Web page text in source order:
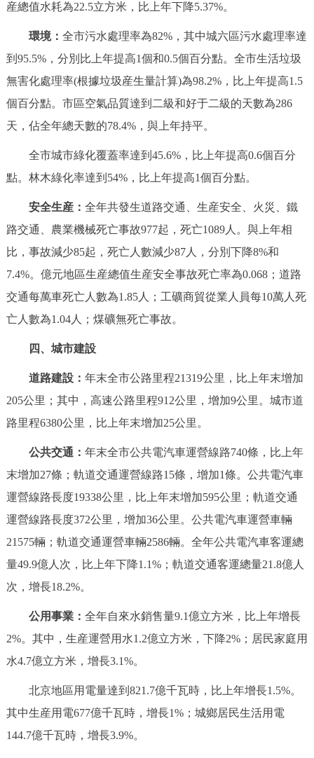
産總值水耗為22.5立方米，比上年下降5.37%。
環境： 全市污水處理率為82%，其中城六區污水處理率達
到95.5%，分別比上年提高1個和0.5個百分點。全市生活垃圾
無害化處理率(根據垃圾産生量計算)為98.2%，比上年提高1.5
個百分點。市區空氣品質達到二級和好于二級的天數為286
天，佔全年總天數的78.4%，與上年持平。
全市城市綠化覆蓋率達到45.6%，比上年提高0.6個百分
點。林木綠化率達到54%，比上年提高1個百分點。
安全生産： 全年共發生道路交通、生産安全、火災、鐵
路交通、農業機械死亡事故977起，死亡1089人。與上年相
比，事故減少85起，死亡人數減少87人，分別下降8%和
7.4%。億元地區生産總值生産安全事故死亡率為0.068；道路
交通每萬車死亡人數為1.85人；工礦商貿從業人員每10萬人死
亡人數為1.04人；煤礦無死亡事故。
四、城市建設
道路建設： 年末全市公路里程21319公里，比上年末增加
205公里；其中，高速公路里程912公里，增加9公里。城市道
路里程6380公里，比上年末增加25公里。
公共交通： 年末全市公共電汽車運營線路740條，比上年
末增加27條；軌道交通運營線路15條，增加1條。公共電汽車
運營線路長度19338公里，比上年末增加595公里；軌道交通
運營線路長度372公里，增加36公里。公共電汽車運營車輛
21575輛；軌道交通運營車輛2586輛。全年公共電汽車客運總
量49.9億人次，比上年下降1.1%；軌道交通客運總量21.8億人
次，增長18.2%。
公用事業： 全年自來水銷售量9.1億立方米，比上年增長
2%。其中，生産運營用水1.2億立方米，下降2%；居民家庭用
水4.7億立方米，增長3.1%。
北京地區用電量達到821.7億千瓦時，比上年增長1.5%。
其中生産用電677億千瓦時，增長1%；城鄉居民生活用電
144.7億千瓦時，增長3.9%。